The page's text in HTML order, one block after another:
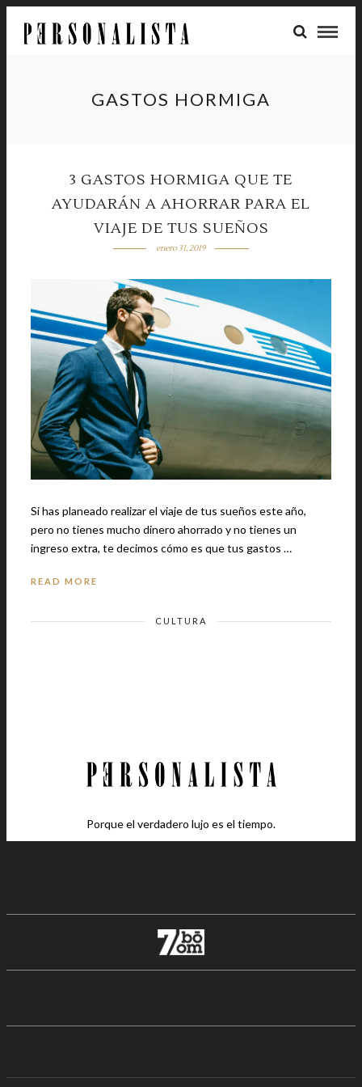
GASTOS HORMIGA
3 GASTOS HORMIGA QUE TE
AYUDARÁN A AHORRAR PARA EL
VIAJE DE TUS SUEÑOS
enero 31, 2019
Si has planeado realizar el viaje de tus sueños este año,
pero no tienes mucho dinero ahorrado y no tienes un
ingreso extra, te decimos cómo es que tus gastos …
READ MORE
CULTURA
Porque el verdadero lujo es el tiempo.